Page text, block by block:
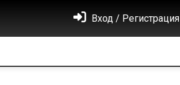
Вход / Регистрация